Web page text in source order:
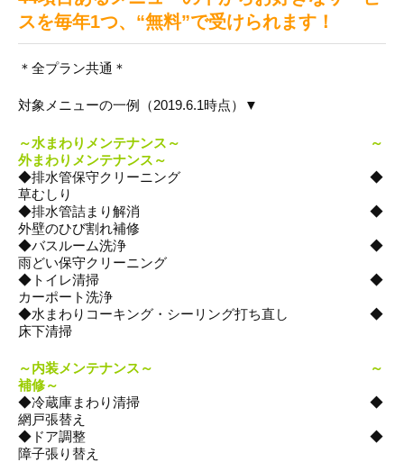
スを毎年1つ、“無料”で受けられます！
＊全プラン共通＊
対象メニューの一例（2019.6.1時点）▼
～水まわりメンテナンス～
～
外まわりメンテナンス～
◆排水管保守クリーニング ◆
草むしり
◆排水管詰まり解消 ◆
外壁のひび割れ補修
◆バスルーム洗浄 ◆
雨どい保守クリーニング
◆トイレ清掃 ◆
カーポート洗浄
◆水まわりコーキング・シーリング打ち直し ◆
床下清掃
～内装メンテナンス～
～
補修～
◆冷蔵庫まわり清掃 ◆
網戸張替え
◆ドア調整 ◆
障子張り替え